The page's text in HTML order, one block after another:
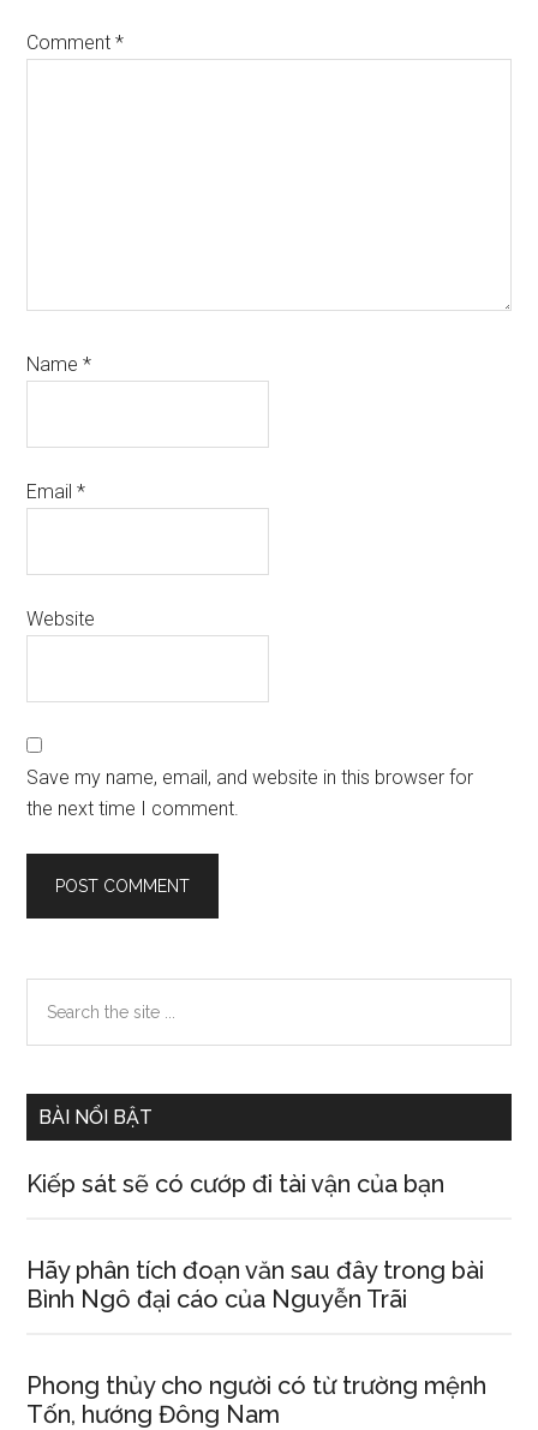
Comment*
Name*
Email*
Website
Save my name, email, and website in this browser for
the next time I comment.
Primary
Sidebar
the
BÀI NỔI BẬT
Kiếp sát sẽ có cướp đi tài vận của bạn
Hãy phân tích đoạn văn sau đây trong bài
Bình Ngô đại cáo của Nguyễn Trãi
Phong thủy cho người có từ trường mệnh
Tốn, hướng Đông Nam